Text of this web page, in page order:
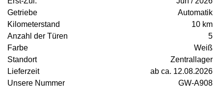
Getriebe
Automatik
Kilometerstand
10 km
Anzahl der Türen
5
Farbe
Weiß
Standort
Zentrallager
Lieferzeit
ab ca. 12.08.2026
Unsere Nummer
GW-A908